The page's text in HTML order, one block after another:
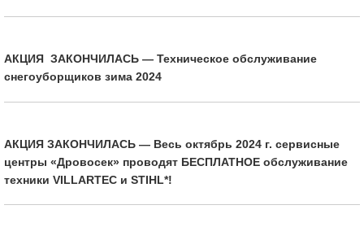
АКЦИЯ ЗАКОНЧИЛАСЬ — Техническое обслуживание
снегоуборщиков зима 2024
АКЦИЯ ЗАКОНЧИЛАСЬ — Весь октябрь 2024 г. сервисные
центры «Дровосек» проводят БЕСПЛАТНОЕ обслуживание
техники VILLARTEC и STIHL*!